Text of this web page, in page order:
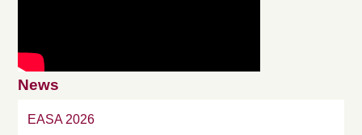
News
EASA 2026